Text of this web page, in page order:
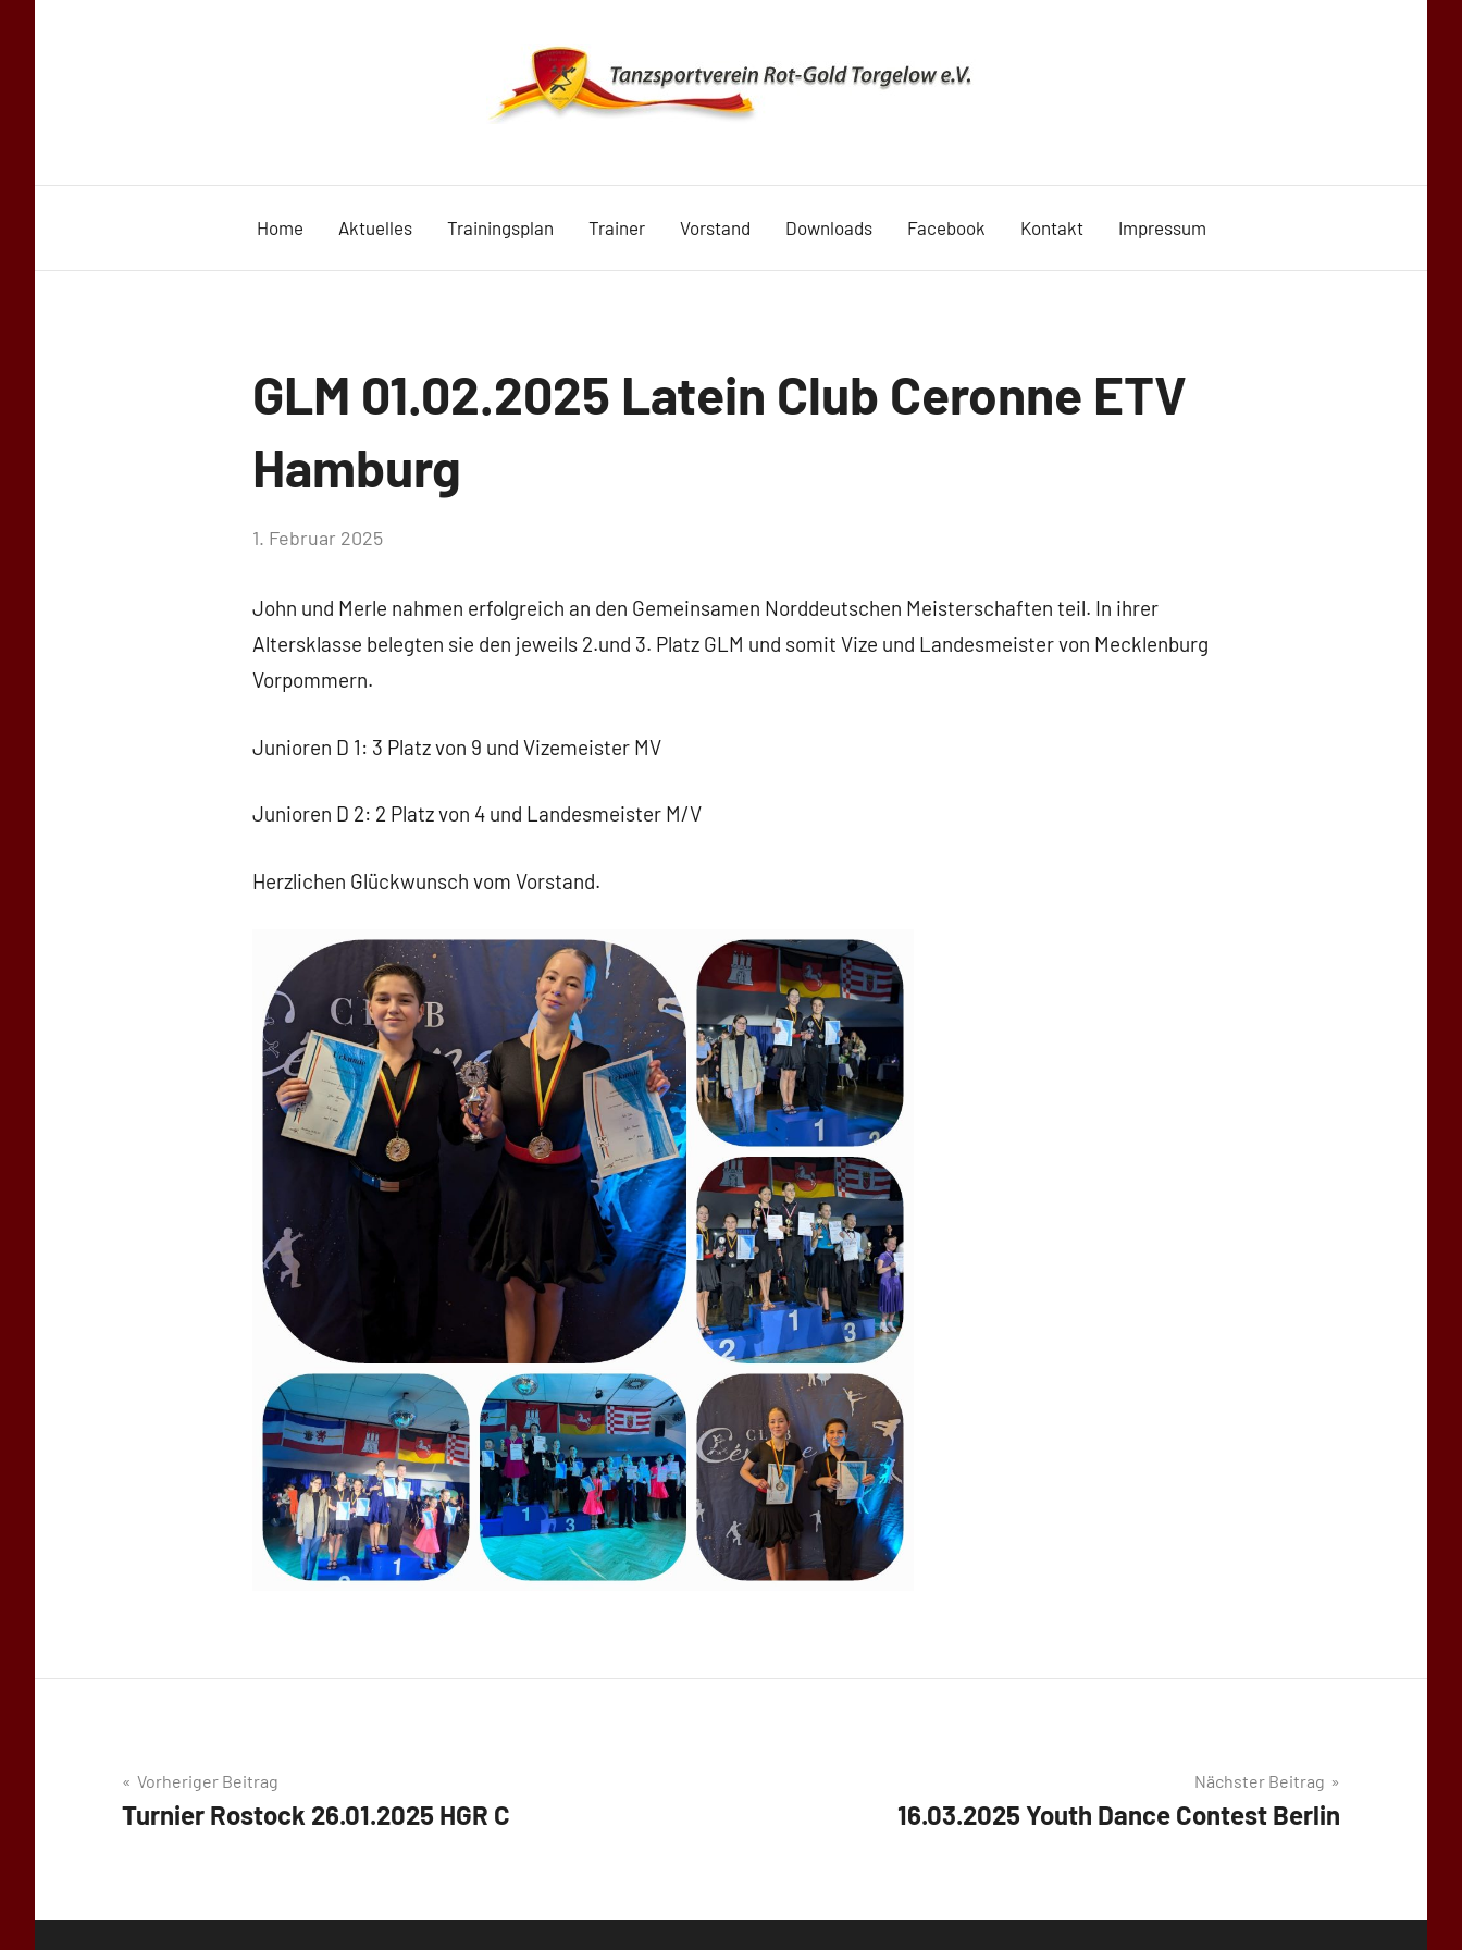
Rot
Gold
1990
Home Aktuelles Trainingsplan Trainer Vorstand Downloads Facebook Kontakt Impressum
Uncategorized
GLM 01.02.2025 Latein Club Ceronne ETV
Hamburg
von
Schwarz-
Stollhoff
1. Februar 2025
John und Merle nahmen erfolgreich an den Gemeinsamen Norddeutschen Meisterschaften teil. In ihrer
Altersklasse belegten sie den jeweils 2.und 3. Platz GLM und somit Vize und Landesmeister von Mecklenburg
Vorpommern.
Junioren D 1: 3 Platz von 9 und Vizemeister MV
Junioren D 2: 2 Platz von 4 und Landesmeister M/V
Herzlichen Glückwunsch vom Vorstand.
Beitragsnavigation
Vorheriger Beitrag
Turnier Rostock 26.01.2025 HGR C
Nächster Beitrag
16.03.2025 Youth Dance Contest Berlin